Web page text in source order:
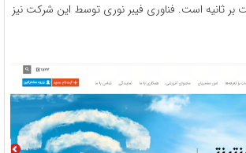
16384 کیلوبیت بر ثانیه است. فناوری فیبر نوری توسط این شرکت نیز